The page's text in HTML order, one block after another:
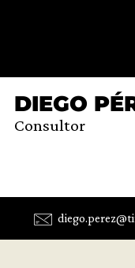
DIEGO
Consultor